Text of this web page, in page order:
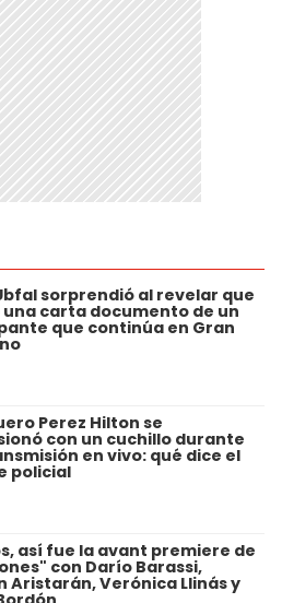
sorprendió al revelar que
carta documento de un
que continúa en Gran
Perez Hilton se
con un cuchillo durante
en vivo: qué dice el
policial
así fue la avant premiere de
con Darío Barassi,
Aristarán, Verónica Llinás y